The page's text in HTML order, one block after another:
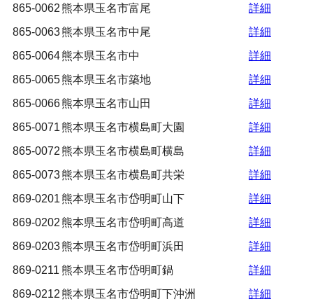
865-0062 熊本県玉名市富尾
詳細
865-0063熊本県玉名市中尾
詳細
865-0064熊本県玉名市中
詳細
865-0065熊本県玉名市築地
詳細
865-0066熊本県玉名市山田
詳細
865-0071 熊本県玉名市横島町大園
詳細
865-0072 熊本県玉名市横島町横島
詳細
865-0073熊本県玉名市横島町共栄
詳細
869-0201 熊本県玉名市岱明町山下
詳細
869-0202 熊本県玉名市岱明町高道
詳細
869-0203熊本県玉名市岱明町浜田
詳細
869-0211 熊本県玉名市岱明町鍋
詳細
869-0212 熊本県玉名市岱明町下沖洲
詳細